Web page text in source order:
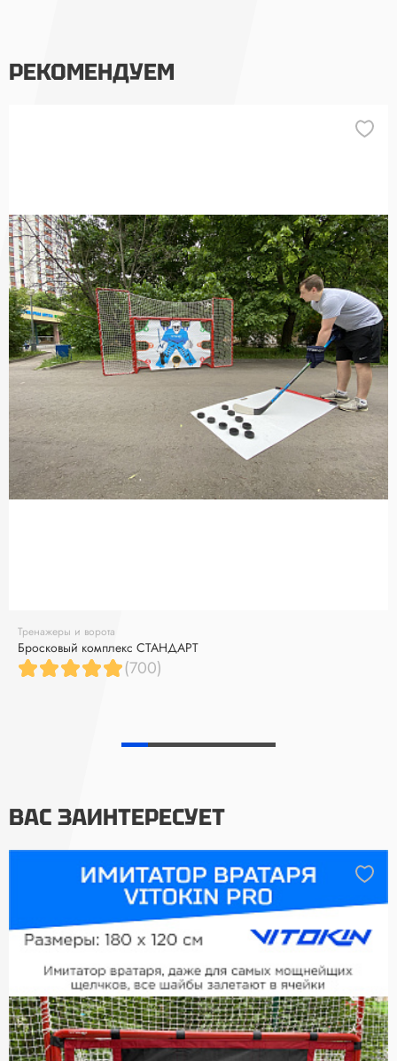
РЕКОМЕНДУЕМ
Тренажеры и ворота
Бросковый комплекс СТАНДАРТ
(700)
ВАС ЗАИНТЕРЕСУЕТ